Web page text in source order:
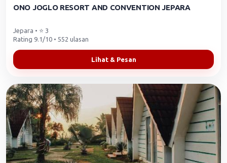
ONO JOGLO RESORT AND CONVENTION JEPARA
Jepara • ⭐ 3
Rating 9.1/10 • 552 ulasan
Lihat & Pesan